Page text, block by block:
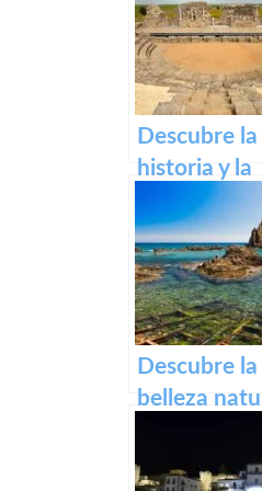
Descubre la
historia y la
belleza del
Teatro
y Alcazaba
Reina
Descubre la
belleza
Dulce de